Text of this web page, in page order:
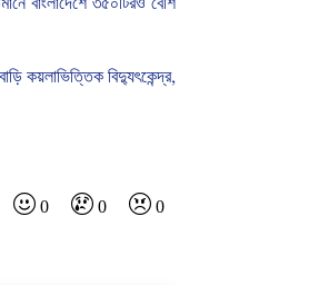
কয়লাভিত্তিক বিদ্যুৎকেন্দ্র,
0 0 0